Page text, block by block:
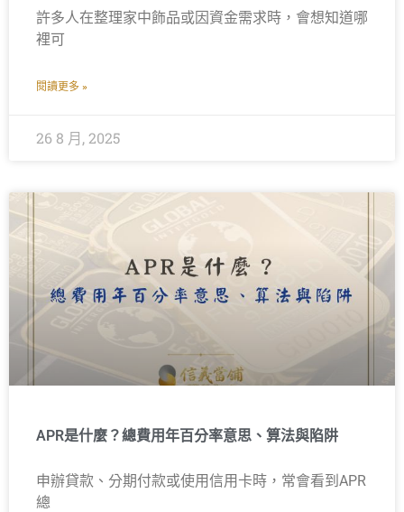
許多人在整理家中飾品或因資金需求時，會想知道哪
裡可
閱讀更多 »
26 8 月, 2025
APR是什麼？總費用年百分率意思、算法與陷阱
申辦貸款、分期付款或使用信用卡時，常會看到APR
總